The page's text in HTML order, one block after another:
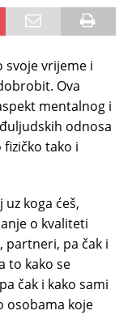
svoje vrijeme i
Ova
mentalnog i
odnosa
tako i
koga ćeš,
o kvaliteti
partneri, pa čak i
to kako se
čak i kako sami
osobama koje